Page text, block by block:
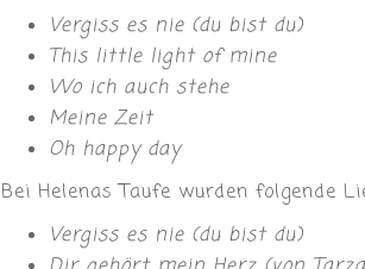
Vergiss es nie (du bist du)
This little light of mine
Wo ich auch stehe
Meine Zeit
Oh happy day
Bei Helenas Taufe wurden folgende
Vergiss es nie (du bist du)